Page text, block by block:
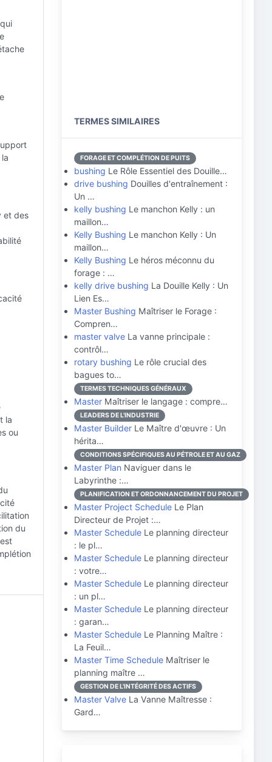
et des
la
ou
du
TERMES SIMILAIRES
FORAGE ET COMPLÉTION DE PUITS
bushing Le Rôle Essentiel des Douille…
drive bushing Douilles d'entraînement :
Un …
kelly bushing Le manchon Kelly : un
maillon…
Kelly Bushing Le manchon Kelly : Un
maillon…
Kelly Bushing Le héros méconnu du
forage : …
kelly drive bushing La Douille Kelly : Un
Lien Es…
Master Bushing Maîtriser le Forage :
Compren…
master valve La vanne principale :
contrôl…
rotary bushing Le rôle crucial des
bagues to…
TERMES TECHNIQUES GÉNÉRAUX
Master Maîtriser le langage : compre…
LEADERS DE L'INDUSTRIE
Master Builder Le Maître d'œuvre : Un
hérita…
CONDITIONS SPÉCIFIQUES AU PÉTROLE ET AU GAZ
Master Plan Naviguer dans le
Labyrinthe :…
PLANIFICATION ET ORDONNANCEMENT DU PROJET
Master Project Schedule Le Plan
Directeur de Projet :…
Master Schedule Le planning directeur
: le pl…
Master Schedule Le planning directeur
: votre…
Master Schedule Le planning directeur
: un pl…
Master Schedule Le planning directeur
: garan…
Master Schedule Le Planning Maître :
La Feuil…
Master Time Schedule Maîtriser le
planning maître …
GESTION DE L'INTÉGRITÉ DES ACTIFS
Master Valve La Vanne Maîtresse :
Gard…